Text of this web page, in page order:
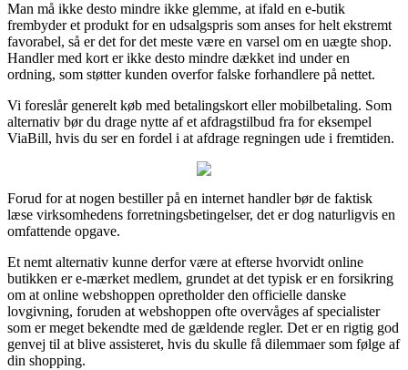
Man må ikke desto mindre ikke glemme, at ifald en e-butik
frembyder et produkt for en udsalgspris som anses for helt ekstremt
favorabel, så er det for det meste være en varsel om en uægte shop.
Handler med kort er ikke desto mindre dækket ind under en
ordning, som støtter kunden overfor falske forhandlere på nettet.
Vi foreslår generelt køb med betalingskort eller mobilbetaling. Som
alternativ bør du drage nytte af et afdragstilbud fra for eksempel
ViaBill, hvis du ser en fordel i at afdrage regningen ude i fremtiden.
Forud for at nogen bestiller på en internet handler bør de faktisk
læse virksomhedens forretningsbetingelser, det er dog naturligvis en
omfattende opgave.
Et nemt alternativ kunne derfor være at efterse hvorvidt online
butikken er e-mærket medlem, grundet at det typisk er en forsikring
om at online webshoppen opretholder den officielle danske
lovgivning, foruden at webshoppen ofte overvåges af specialister
som er meget bekendte med de gældende regler. Det er en rigtig god
genvej til at blive assisteret, hvis du skulle få dilemmaer som følge af
din shopping.